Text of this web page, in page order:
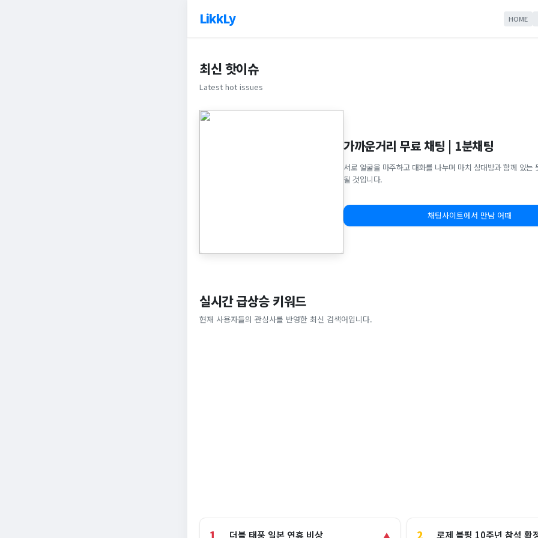
LikkLy HOME
최신 핫이슈
Latest hot issues
가까운거리 무료 채팅 | 1분채팅
서로 얼굴을 마주하고 대화를 나누며 마치 상대방과 함께 있는
될 것입니다.
채팅사이트에서 만남 어때
실시간 급상승 키워드
현재 사용자들의 관심사를 반영한 최신 검색어입니다.
더블 태풍 일본 연휴 비상 ▲ 2 로제 블핑 10주년 참석 확